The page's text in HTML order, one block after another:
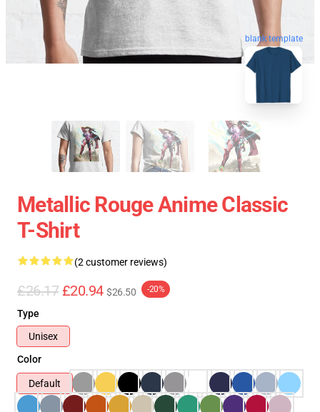
blank template
Metallic Rouge Anime Classic
T-Shirt
(2 customer reviews)
£26.17 £20.94 $26.50 -20%
Type
Unisex
Color
Default